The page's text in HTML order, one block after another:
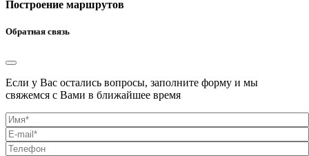
Построение маршрутов
Обратная связь
Если у Вас остались вопросы, заполните форму и мы
свяжемся с Вами в ближайшее время